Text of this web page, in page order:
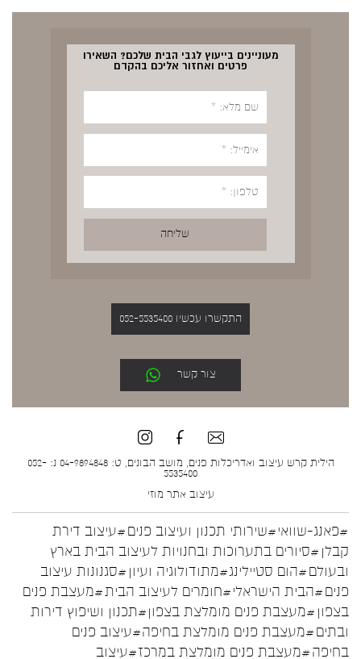
מעוניינים בייעוץ לגבי הבית שלכם? השאירו
פרטים ואחזור אליכם בהקדם
התקשרו עכשיו 052-5535400
צור קשר
הילית קרש עיצוב ואדריכלות פנים, מושב הבונים, ט: 04-9894848 נ: 052-
5535400
עיצוב אתר מוזי
#פאנג-שוואי#שירותי תכנון ועיצוב פנים#עיצוב דירת
קבלן #סיורים בתערוכות ובחנויות לעיצוב הבית בארץ
ובעולם#הום סטיילינג#מתודולוגיה ועיון #סגנונות עיצוב
פנים#הבית הישראלי#חומרים לעיצוב הבית#מעצבת פנים
בצפון #מעצבת פנים מומלצת בצפון#תכנון ושיפוץ דירות
ובתים#מעצבת פנים מומלצת בחיפה#עיצוב פנים
בחיפה#מעצבת פנים מומלצת במרכז#עיצוב